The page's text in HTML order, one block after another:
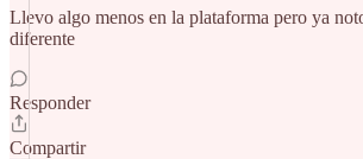
Llevo algo menos en la plataforma pero ya
diferente
Responder
Compartir